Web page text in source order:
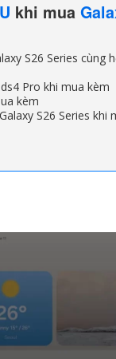
khi mua
S26 Series cùng
Pro khi mua kèm
kèm
S26 Series khi